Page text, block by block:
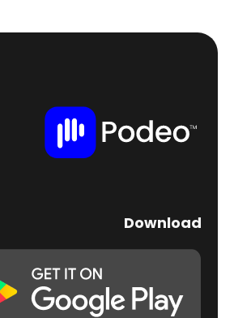
Download